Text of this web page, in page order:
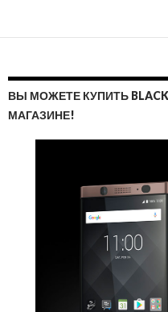
ВЫ МОЖЕТЕ КУПИТЬ
МАГАЗИНЕ!